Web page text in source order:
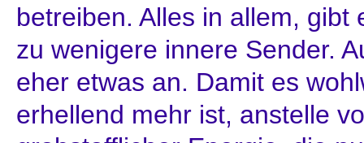
betreiben. Alles in allem, gibt
zu wenigere innere Sender.
eher etwas an. Damit es
erhellend mehr ist, anstelle